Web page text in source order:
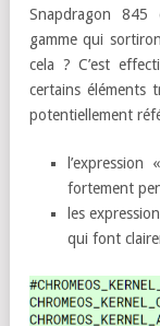
Snapdragon 845
gamme qui
cela ? C’est
certains éléments
potentiellement
fortement
les
qui font